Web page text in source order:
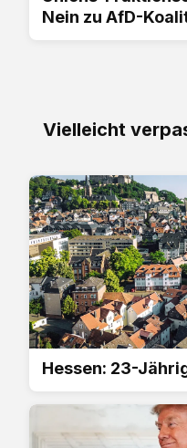
Nein zu AfD-
Vielleicht
Hessen: 23-